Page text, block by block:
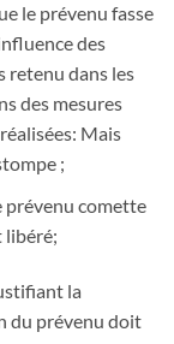
le prévenu fasse
des
retenu dans les
des mesures
Mais
;
prévenu comette
libéré;
la
du prévenu doit